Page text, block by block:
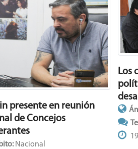
presente en reunión
de Concejos
Nacional
Los